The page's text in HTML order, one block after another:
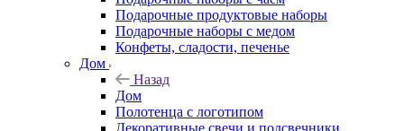
Подарочные продуктовые наборы
Подарочные наборы с медом
Конфеты, сладости, печенье
Дом
Назад
Дом
Полотенца с логотипом
Декоративные свечи и подсвечники